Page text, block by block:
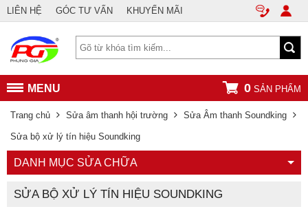
LIÊN HỆ GÓC TƯ VẤN KHUYẾN MÃI
MENU 0 SẢN PHẨM
Trang chủ Sửa âm thanh hội trường Sửa Âm thanh Soundking
Sửa bộ xử lý tín hiệu Soundking
DANH MỤC SỬA CHỮA
SỬA BỘ XỬ LÝ TÍN HIỆU SOUNDKING